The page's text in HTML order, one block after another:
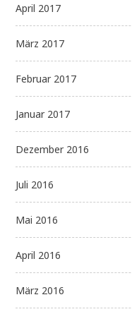
April 2017
März 2017
Februar 2017
Januar 2017
Dezember 2016
Juli 2016
Mai 2016
April 2016
März 2016